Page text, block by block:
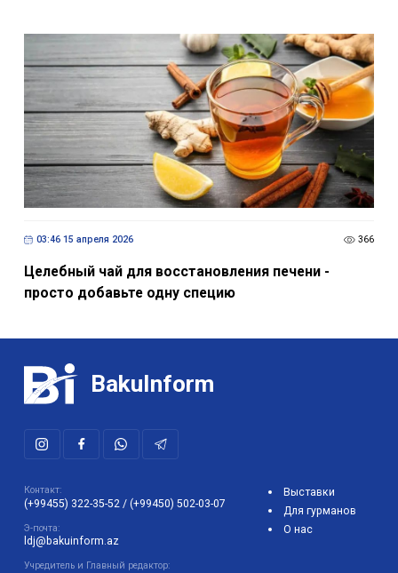
03:46 15 апреля 2026 366
Целебный чай для восстановления печени -
просто добавьте одну специю
BakuInform
Контакт:
(+99455) 322-35-52 / (+99450) 502-03-07
Э-почта:
ldj@bakuinform.az
Учредитель и Главный редактор:
Выставки
Для гурманов
О нас